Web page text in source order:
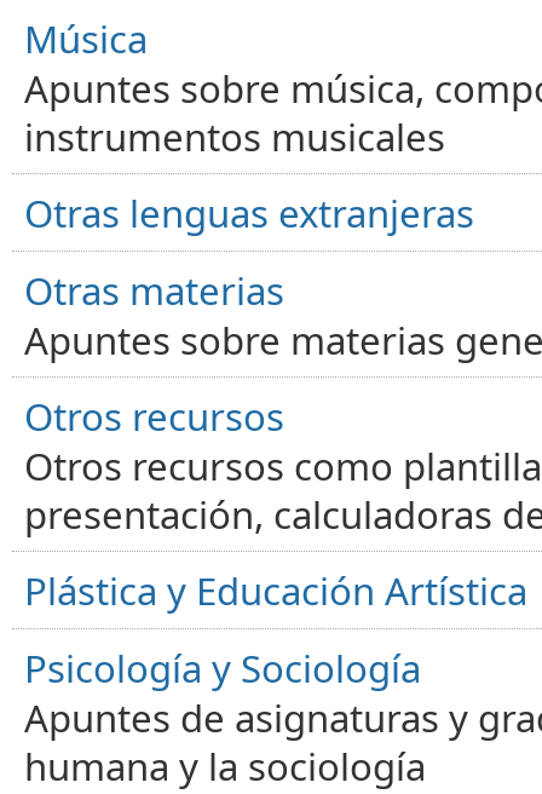
Música
Apuntes sobre música,
instrumentos musicales
Otras lenguas extranjeras
Otras materias
Apuntes sobre materias
Otros recursos
Otros recursos como
presentación, calculadoras
Plástica y Educación Artística
Psicología y Sociología
Apuntes de asignaturas y
humana y la sociología